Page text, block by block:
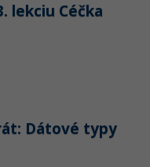
lekciu Céčka
Dátové typy